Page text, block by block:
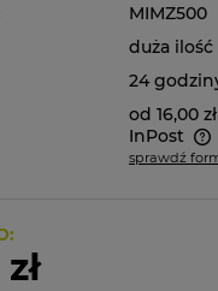
MIMZ500
duża ilość
24
od 16,00 zł
InPost
ewentualnychsprawdź